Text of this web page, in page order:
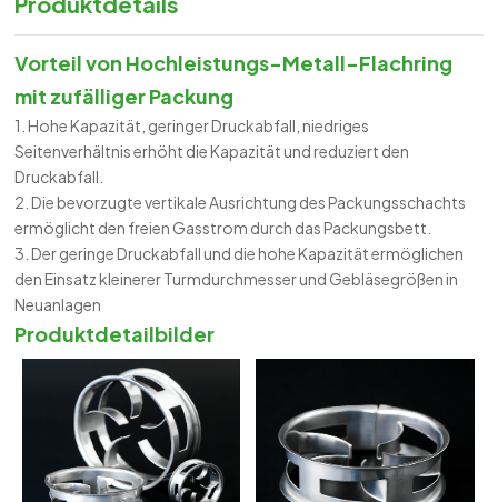
Vorteil von Hochleistungs-Metall-Flachring
mit zufälliger Packung
1. Hohe Kapazität, geringer Druckabfall, niedriges
Seitenverhältnis erhöht die Kapazität und reduziert den
Druckabfall.
2. Die bevorzugte vertikale Ausrichtung des Packungsschachts
ermöglicht den freien Gasstrom durch das Packungsbett.
3. Der geringe Druckabfall und die hohe Kapazität ermöglichen
den Einsatz kleinerer Turmdurchmesser und Gebläsegrößen in
Neuanlagen
Produktdetailbilder